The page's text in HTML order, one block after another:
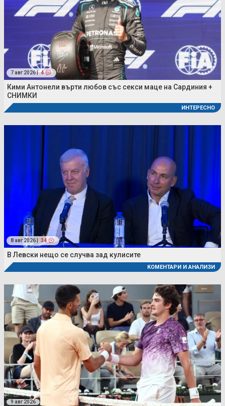
7 авг 2026 | 4
Кими Антонели върти любов със секси маце на Сардиния +
СНИМКИ
ИНТЕРЕСНО
8 авг 2026 | 34
В Левски нещо се случва зад кулисите
КОМЕНТАРИ И АНАЛИЗИ
9 авг 2026